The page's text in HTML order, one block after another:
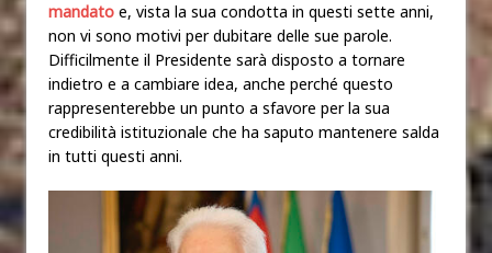
mandato e, vista la sua condotta in questi sette anni,
non vi sono motivi per dubitare delle sue parole.
Difficilmente il Presidente sarà disposto a tornare
indietro e a cambiare idea, anche perché questo
rappresenterebbe un punto a sfavore per la sua
credibilità istituzionale che ha saputo mantenere salda
in tutti questi anni.